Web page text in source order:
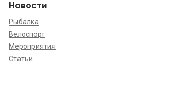
Новости
Рыбалка
Велоспорт
Мероприятия
Статьи